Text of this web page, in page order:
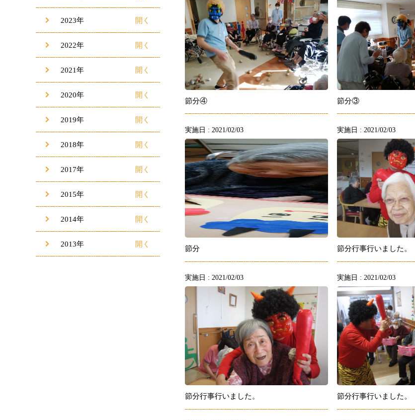
2023年
2022年
2021年
2020年
2019年
2018年
2017年
2015年
2014年
2013年
節分④ 節分③
実施日 : 2021/02/03
節分
実施日 : 2021/02/03
節分行事行いました。
実施日 : 2021/02/03
節分行事行いました。
実施日 : 2021/02/03
節分行事行いました。